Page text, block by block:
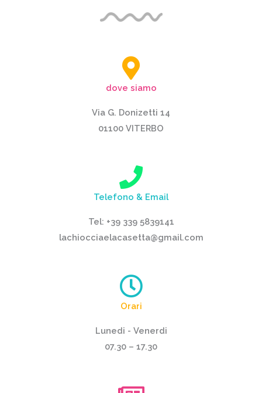
dove siamo
Via G. Donizetti 14
01100 VITERBO
Telefono & Email
Tel: +39 339 5839141
lachiocciaelacasetta@gmail.com
Orari
Lunedi - Venerdi
07.30 – 17.30